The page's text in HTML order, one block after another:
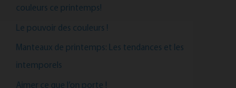
couleurs ce printemps!
Le pouvoir des couleurs !
Manteaux de printemps: Les tendances et les
intemporels
Aimer ce que l’on porte !